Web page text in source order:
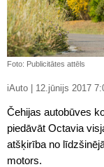
Foto: Publicitātes attēls
iAuto | 12.jūnijs 2017
Čehijas autobūves
piedāvāt Octavia
atšķirība no
motors.